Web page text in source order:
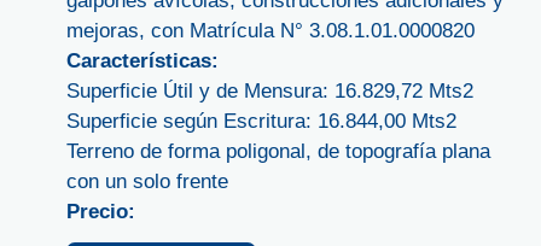
mejoras, con Matrícula N° 3.08.1.01.0000820
Características:
Superficie Útil y de Mensura: 16.829,72 Mts2
Superficie según Escritura: 16.844,00 Mts2
Terreno de forma poligonal, de topografía plana
con un solo frente
Precio: